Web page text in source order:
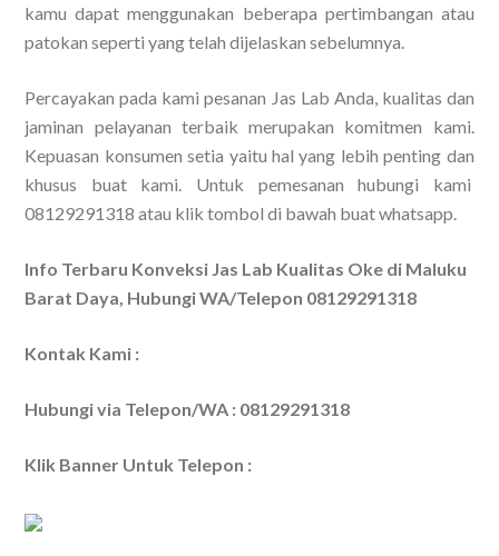
kamu dapat menggunakan beberapa pertimbangan atau
patokan seperti yang telah dijelaskan sebelumnya.
Percayakan pada kami pesanan Jas Lab Anda, kualitas dan
jaminan pelayanan terbaik merupakan komitmen kami.
Kepuasan konsumen setia yaitu hal yang lebih penting dan
khusus buat kami. Untuk pemesanan hubungi kami
08129291318 atau klik tombol di bawah buat whatsapp.
Info Terbaru Konveksi Jas Lab Kualitas Oke di Maluku
Barat Daya, Hubungi WA/Telepon 08129291318
Kontak Kami :
Hubungi via Telepon/WA : 08129291318
Klik Banner Untuk Telepon :